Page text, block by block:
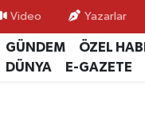
Video Yazarlar
GÜNDEM ÖZEL
DÜNYA
E-GAZETE